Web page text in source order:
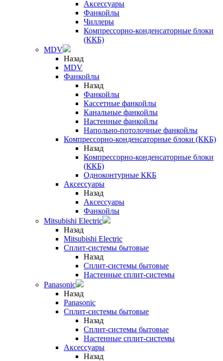
Аксессуары
Фанкойлы
Чиллеры
Компрессорно-конденсаторные блоки
(ККБ)
MDV
Назад
MDV
Фанкойлы
Назад
Фанкойлы
Кассетные фанкойлы
Канальные фанкойлы
Настенные фанкойлы
Напольно-потолочные фанкойлы
Компрессорно-конденсаторные блоки (ККБ)
Назад
Компрессорно-конденсаторные блоки
(ККБ)
Одноконтурные ККБ
Аксессуары
Назад
Аксессуары
Фанкойлы
Mitsubishi Electric
Назад
Mitsubishi Electric
Сплит-системы бытовые
Назад
Сплит-системы бытовые
Настенные сплит-системы
Panasonic
Назад
Panasonic
Сплит-системы бытовые
Назад
Сплит-системы бытовые
Настенные сплит-системы
Аксессуары
Назад